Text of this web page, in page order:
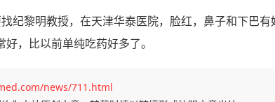
找纪黎明教授，在天津华泰医院，脸红，鼻子和下巴
，比以前单纯吃药好多了。
news/711.html